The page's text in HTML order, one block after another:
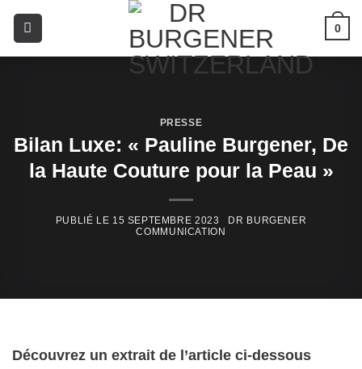
0
PRESSE
Bilan Luxe: « Pauline Burgener, De
la Haute Couture pour la Peau »
15 SEPTEMBRE 2023
Découvrez un extrait de l’article ci-dessous